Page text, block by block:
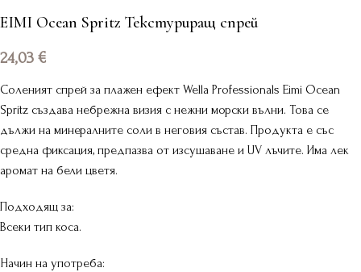
EIMI Ocean Spritz Текстуриращ спрей
24,03 €
Соленият спрей за плажен ефект Wella Professionals Eimi Ocean
Spritz създава небрежна визия с нежни морски вълни. Това се
дължи на минералните соли в неговия състав. Продукта е със
средна фиксация, предпазва от изсушаване и UV лъчите. Има лек
аромат на бели цветя.
Подходящ за:
Всеки тип коса.
Начин на употреба: